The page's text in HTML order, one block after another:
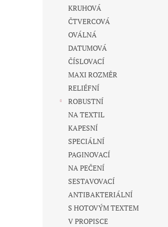
KRUHOVÁ
ČTVERCOVÁ
OVÁLNÁ
DATUMOVÁ
ČÍSLOVACÍ
MAXI ROZMĚR
RELIÉFNÍ
ROBUSTNÍ
NA TEXTIL
KAPESNÍ
SPECIÁLNÍ
PAGINOVACÍ
NA PEČENÍ
SESTAVOVACÍ
ANTIBAKTERIÁLNÍ
S HOTOVÝM TEXTEM
V PROPISCE